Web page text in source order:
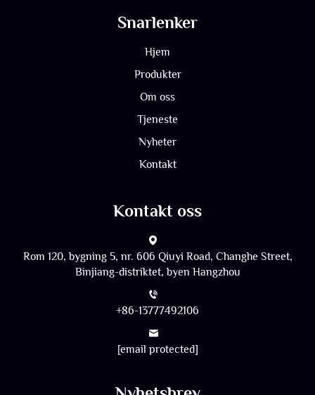
Snarlenker
Hjem
Produkter
Om oss
Tjeneste
Nyheter
Kontakt
Kontakt oss
Rom 120, bygning 5, nr. 606 Qiuyi Road, Changhe Street,
Binjiang-distriktet, byen Hangzhou
+86-13777492106
[email protected]